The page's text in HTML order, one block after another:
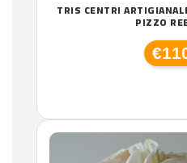
TRIS CENTRI
PIZZO